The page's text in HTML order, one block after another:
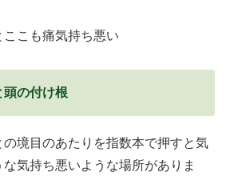
ここも痛気持ち悪い
頭の付け根
の境目のあたりを指数本で押すと気
気持ち悪いような場所がありま